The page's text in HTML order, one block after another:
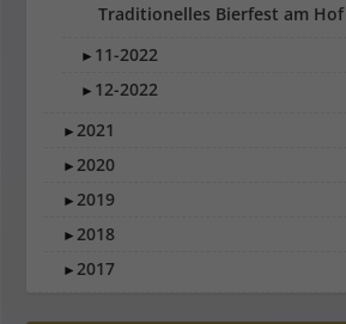
Traditionelles Bierfest am Hof
► 11-2022
► 12-2022
►2021
►2020
►2019
►2018
►2017